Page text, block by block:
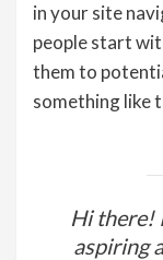
in your site
people start
them to
something like
Hi there!
aspiring